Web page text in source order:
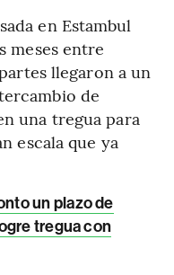
en Estambul
meses entre
llegaron a un
de
una tregua para
escala que ya
un plazo de
tregua con